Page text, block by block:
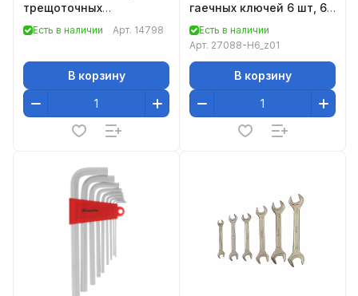
трещоточных
шарнирных 13шт.//
Есть в наличии Арт. 14798
В корзину
гаечных ключей 6 шт, 6 -
14 мм, ЗУБР
Есть в наличии
Арт. 27088-H6_z01
В корзину